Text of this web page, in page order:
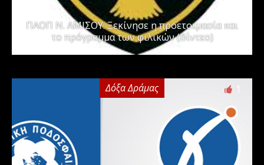
ΠΑΟΠ Ν. ΑΜΙΣΟΥ: Ξεκίνησε η προετοιμασία και
το πρόγραμμα των φιλικών (Βίντεο)
Δόξα Δράμας